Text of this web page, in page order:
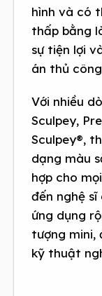
hình và có
thấp bằng
sự tiện lợi
án thủ
Với nhiều
Sculpey,
Sculpey®,
dạng màu
hợp cho
đến nghệ sĩ
ứng dụng
tượng mini,
kỹ thuật